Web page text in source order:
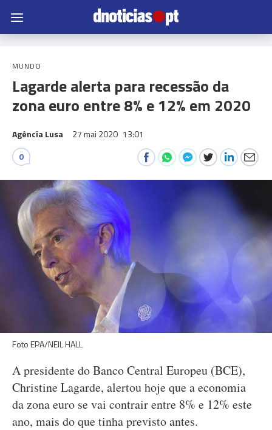
MUNDO
Lagarde alerta para recessão da
zona euro entre 8% e 12% em 2020
Agência Lusa 27 mai 2020 13:01
0
Foto EPA/NEIL HALL
A presidente do Banco Central Europeu (BCE),
Christine Lagarde, alertou hoje que a economia
da zona euro se vai contrair entre 8% e 12% este
ano, mais do que tinha previsto antes.